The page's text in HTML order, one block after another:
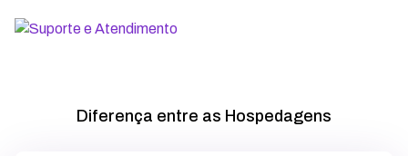
Diferença entre as Hospedagens